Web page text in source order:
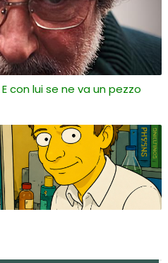
con lui se ne va un pezzo